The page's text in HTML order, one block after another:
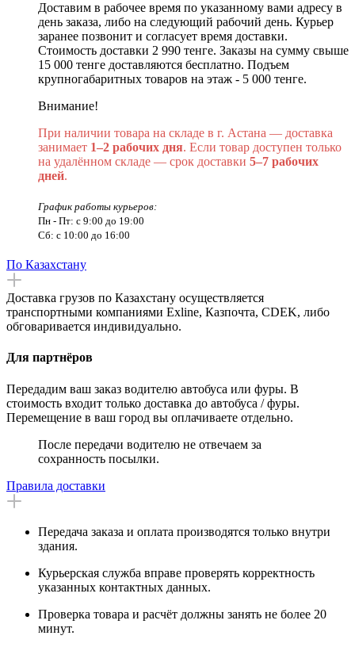
Доставим в рабочее время по указанному вами адресу в
день заказа, либо на следующий рабочий день. Курьер
заранее позвонит и согласует время доставки.
Стоимость доставки 2 990 тенге. Заказы на сумму свыше
15 000 тенге доставляются бесплатно. Подъем
крупногабаритных товаров на этаж - 5 000 тенге.
Внимание!
При наличии товара на складе в г. Астана — доставка
занимает 1–2 рабочих дня. Если товар доступен только
на удалённом складе — срок доставки 5–7 рабочих
дней.
График работы курьеров:
Пн - Пт: с 9:00 до 19:00
Сб: с 10:00 до 16:00
По Казахстану
Доставка грузов по Казахстану осуществляется
транспортными компаниями Exline, Казпочта, CDEK, либо
обговаривается индивидуально.
Для партнёров
Передадим ваш заказ водителю автобуса или фуры. В
стоимость входит только доставка до автобуса / фуры.
Перемещение в ваш город вы оплачиваете отдельно.
После передачи водителю не отвечаем за
сохранность посылки.
Правила доставки
Передача заказа и оплата производятся только внутри
здания.
Курьерская служба вправе проверять корректность
указанных контактных данных.
Проверка товара и расчёт должны занять не более 20
минут.